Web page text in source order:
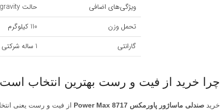
ویژگی‌های اضافی
حالت Zero gravity، اسپیکر، بلوتوث، ماساژ 3D
تحمل وزن
110 کیلوگرم
گارانتی
1 ساله شرکتی
چرا خرید از فیت و رست بهترین انتخاب
خرید صندلی ماساژور پاورمکس Power Max 8717
از فیت و رست یعنی